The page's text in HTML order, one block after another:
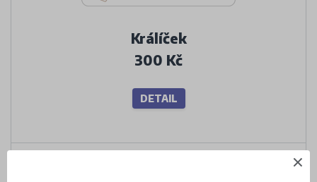
Králíček
300 Kč
DETAIL